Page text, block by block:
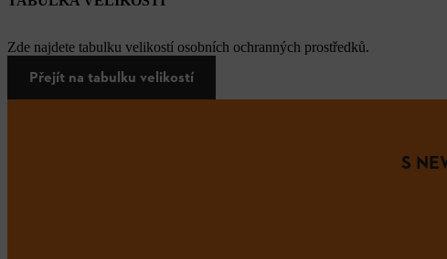
Zde najdete tabulku velikostí osobních ochranných prostředků.
Přejít na tabulku velikostí
S